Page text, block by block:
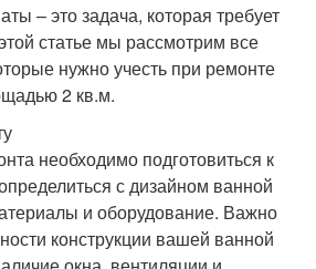
– это задача, которая требует
статье мы рассмотрим все
нужно учесть при ремонте
2 кв.м.
необходимо подготовиться к
с дизайном ванной
и оборудование. Важно
конструкции вашей ванной